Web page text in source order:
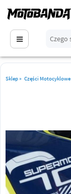
Sklep» Części Motocyklowe